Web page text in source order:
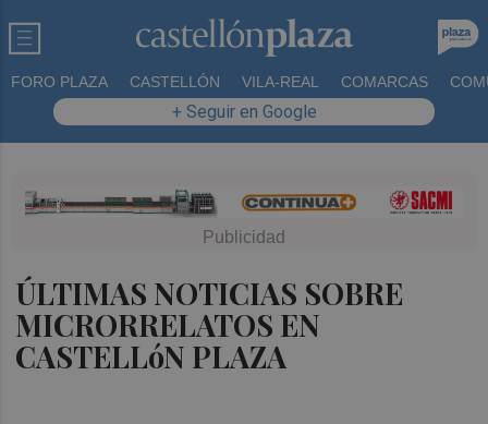
FORO PLAZA CASTELLÓN VILA-REAL COMARCAS
+ Seguir en Google
ÚLTIMAS NOTICIAS SOBRE
MICRORRELATOS EN
CASTELLóN PLAZA